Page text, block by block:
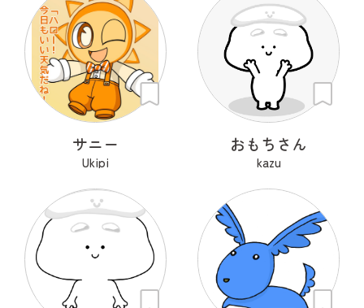
サニー
Ukipi
おもちさん
kazu